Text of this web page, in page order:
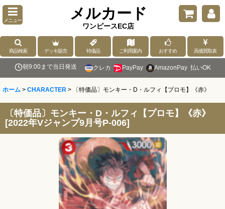
メニュー メルカード
ワンピースEC店
商品検索 デッキ販売 特価品 ご利用案内 おすすめ 高価買取表
朝9:00まで当日発送 クレカ PayPay AmazonPay 払いOK
ホーム > CHARACTER > 〔特価品〕モンキー・D・ルフィ【プロモ】《赤》
〔特価品〕モンキー・D・ルフィ【プロモ】《赤》
[2022年Vジャンプ9月号P-006]